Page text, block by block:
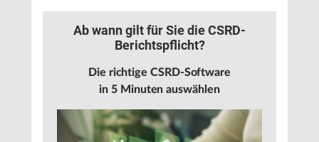
Ab wann gilt für Sie die CSRD-
Berichtspflicht?
Die richtige CSRD-Software
in 5 Minuten auswählen